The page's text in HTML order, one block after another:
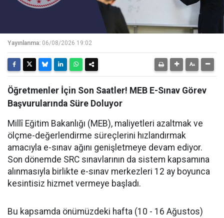
Yayınlanma: 06/08/2026 19:02
Öğretmenler İçin Son Saatler! MEB E-Sınav Görev
Başvurularında Süre Doluyor
Millî Eğitim Bakanlığı (MEB), maliyetleri azaltmak ve
ölçme-değerlendirme süreçlerini hızlandırmak
amacıyla e-sınav ağını genişletmeye devam ediyor.
Son dönemde SRC sınavlarının da sistem kapsamına
alınmasıyla birlikte e-sınav merkezleri 12 ay boyunca
kesintisiz hizmet vermeye başladı.
Bu kapsamda önümüzdeki hafta (10 - 16 Ağustos)